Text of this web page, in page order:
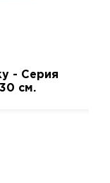
- Серия
см.